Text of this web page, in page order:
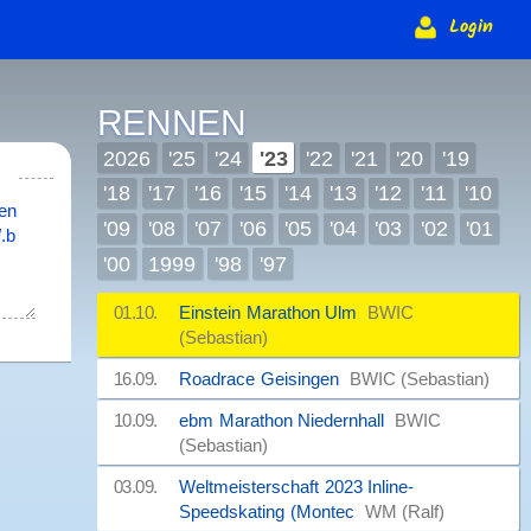
Login
RENNEN
2026 '25 '24 '23 '22 '21 '20
'19
'18
'17 '16 '15 '14 '13 '12 '11
'10
'09
'08 '07 '06 '05 '04 '03 '02
'01
'00
1999 '98 '97
01.10. Einstein Marathon Ulm BWIC
(Sebastian)
16.09. Roadrace Geisingen BWIC (Sebastian)
10.09. ebm Marathon Niedernhall BWIC
(Sebastian)
03.09.
Weltmeisterschaft 2023 Inline-
Speedskating (Montec WM (Ralf)